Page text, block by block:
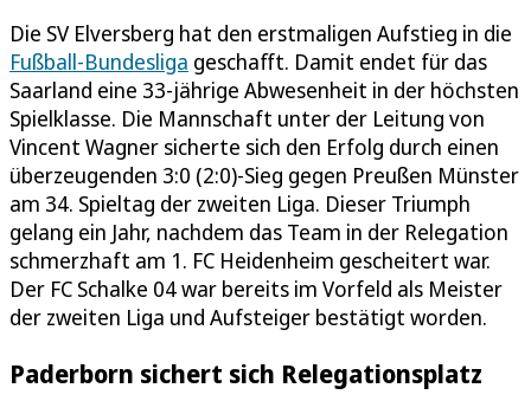
Die SV Elversberg hat den erstmaligen Aufstieg in die
Fußball-Bundesliga geschafft. Damit endet für das
Saarland eine 33-jährige Abwesenheit in der höchsten
Spielklasse. Die Mannschaft unter der Leitung von
Vincent Wagner sicherte sich den Erfolg durch einen
überzeugenden 3:0 (2:0)-Sieg gegen Preußen Münster
am 34. Spieltag der zweiten Liga. Dieser Triumph
gelang ein Jahr, nachdem das Team in der Relegation
schmerzhaft am 1. FC Heidenheim gescheitert war.
Der FC Schalke 04 war bereits im Vorfeld als Meister
der zweiten Liga und Aufsteiger bestätigt worden.
Paderborn sichert sich Relegationsplatz